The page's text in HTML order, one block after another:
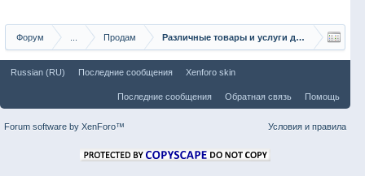
Форум Продам Различные товары и услуги для рыбаков
Russian (RU) Последние сообщения Xenforo skin
Последние сообщения Обратная связь Помощь
Условия и правила
Forum software by XenForo™